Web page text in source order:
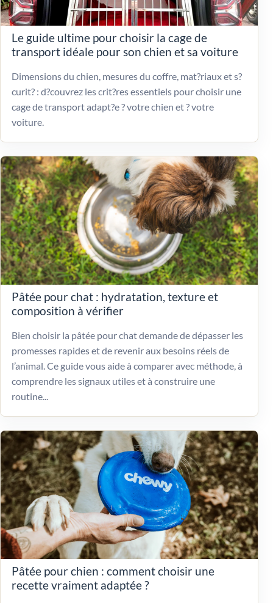
Le guide ultime pour choisir la cage de
transport idéale pour son chien et sa voiture
Dimensions du chien, mesures du coffre, mat?riaux et s?
curit? : d?couvrez les crit?res essentiels pour choisir une
cage de transport adapt?e ? votre chien et ? votre
voiture.
Pâtée pour chat : hydratation, texture et
composition à vérifier
Bien choisir la pâtée pour chat demande de dépasser les
promesses rapides et de revenir aux besoins réels de
l’animal. Ce guide vous aide à comparer avec méthode, à
comprendre les signaux utiles et à construire une
routine...
Pâtée pour chien : comment choisir une
recette vraiment adaptée ?